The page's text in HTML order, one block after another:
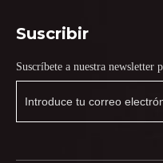
Suscribir
Suscríbete a nuestra newsletter